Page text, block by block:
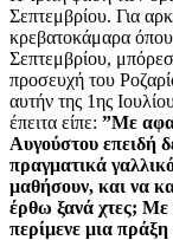
Σεπτεμβρίου. Για
κρεβατοκάμαρα
Σεπτεμβρίου,
προσευχή του
αυτήν της 1ης
έπειτα είπε: ”Με
Αυγούστου επειδή
πραγματικά
μαθήσουν, και να
έρθω ξανά χτες; Με
περίμενε μια